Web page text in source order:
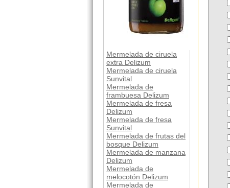
Mermelada de ciruela
extra Delizum
Mermelada de ciruela
Sunvital
Mermelada de
frambuesa Delizum
Mermelada de fresa
Delizum
Mermelada de fresa
Sunvital
Mermelada de frutas del
bosque Delizum
Mermelada de manzana
Delizum
Mermelada de
melocotón Delizum
Mermelada de